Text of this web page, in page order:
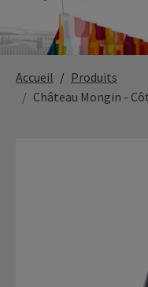
Accueil
Produits
Château Mongin -